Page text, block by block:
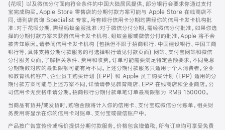
(花呗) 以及微信分付面向符合条件的中国大陆居民提供。部分银行会要求你通过支付
宝完成购买。Apple Store 零售店的分期付款方案可能与 Apple Store 在线商店不
同，请到店咨询 Specialist 专家。所有银行信用卡分期均需经你的信用卡发卡机构批
准；对于花呗分期，需经蚂蚁金服批准；对于微信分付分期，需经微信分付批准。如果你选
择的分期付款方案未获得信用卡发卡机构、蚂蚁金服或微信分付的批准，Apple 将不会
被告知原因。请参阅信用卡发卡机构 (包括但不限于招商银行、中国建设银行、中国工商
银行等，具体支持分期付款服务的可选择银行请见付款页面) 网站、支付宝网站和微信
分付服务页面，了解相关条件、费用和收费。订单可能需要满足特定金额要求，不同免息
分期期数对应的最低限额可能有所不同。上述分期付款服务只适用于个人消费者。企业
和教育机构客户、企业员工购买计划 (EPP) 和 Apple 员工购买计划 (EPP) 适用的分
期付款方案可能与上述方案不同，详情请参见教育商店、EPP 在线商店和企业商店。公
司信用卡无资格申请分期。招商银行分期付款单笔订单最高限额为 RMB 150000。
当商品有货并/或发货时，购物金额将计入你的信用卡、支付宝或微信分付账单。相关财
务费用将显示在你的信用卡对账单、支付宝或微信账户中。
产品按广告宣传价或标价提供分期付款服务。价格包含增值税。所有订单均可享受免费